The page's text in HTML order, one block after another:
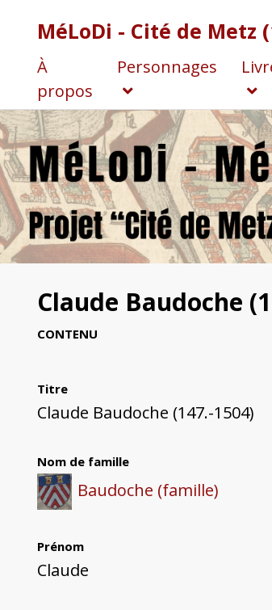
MéLoDi - Cité de Metz
À
propos
Personnages
Claude Baudoche
CONTENU
Titre
Claude Baudoche (147.-1504)
Nom de famille
Baudoche (famille)
Prénom
Claude